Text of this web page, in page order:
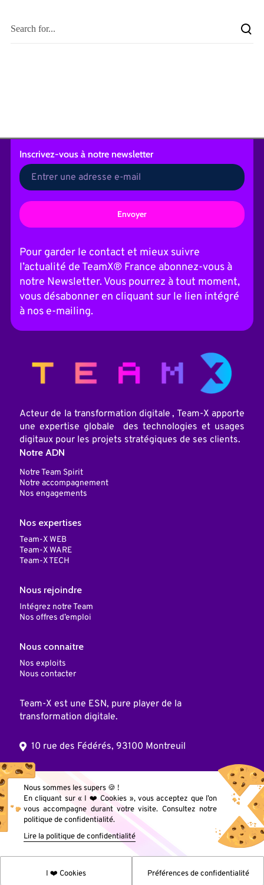
Inscrivez-vousà notre newsletter
t
e
r
n
t
i
v
Pour garder le contact et mieux suivre
l’actualité de TeamX® France abonnez-vous à
notre Newsletter. Vous pourrez à tout moment,
vous désabonner en cliquant sur le lien intégré
à nos e-mailing.
Acteur de la transformation digitale , Team-X apporte
une expertise globale des technologies et usages
digitaux pour les projets stratégiques de ses clients.
Notre ADN
Notre Team Spirit
Notre accompagnement
Nos engagements
Nos expertises
Team-X WEB
Team-X WARE
Team-X TECH
Nous rejoindre
Intégrez notre Team
Nos offres d’emploi
Nous connaitre
Nos exploits
Nous contacter
Team-X est une ESN, pure player de la
transformation digitale.
10 rue des Fédérés, 93100 Montreuil
© 2025 Team X, Inc. Tous droits réservés
Mentions légales
Données personnelles
Nous sommes les supers 🍪 !
En cliquant sur « I ❤️ Cookies », vous acceptez que l’on
vous accompagne durant votre visite. Consultez notre
politique de confidentialité.
Lire la politique de confidentialité
Préférences de confidentialité
I ❤️ Cookies